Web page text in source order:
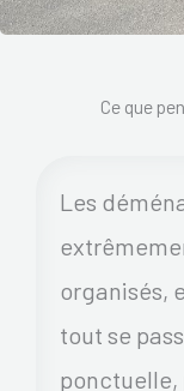
Ce que
Les
organisés,
tout se